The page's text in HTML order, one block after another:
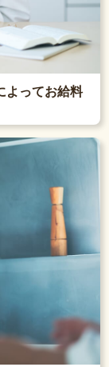
よってお給料